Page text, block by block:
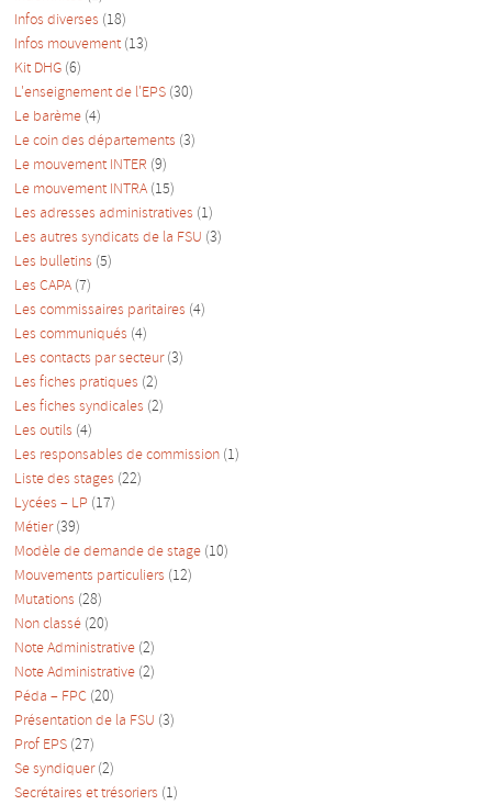
Infos diverses (18)
Infos mouvement (13)
Kit DHG (6)
L'enseignement de l'EPS (30)
Le barème (4)
Le coin des départements (3)
Le mouvement INTER (9)
Le mouvement INTRA (15)
Les adresses administratives (1)
Les autres syndicats de la FSU (3)
Les bulletins (5)
Les CAPA (7)
Les commissaires paritaires (4)
Les communiqués (4)
Les contacts par secteur(3)
Les fiches pratiques (2)
Les fiches syndicales (2)
Les outils (4)
Les responsables de commission (1)
Liste des stages (22)
Lycées – LP (17)
Métier(39)
Modèle de demande de stage (10)
Mouvements particuliers (12)
Mutations (28)
Non classé (20)
Note Administrative (2)
Note Administrative (2)
Péda – FPC (20)
Présentation de la FSU (3)
Prof EPS (27)
Se syndiquer(2)
Secrétaires et trésoriers (1)